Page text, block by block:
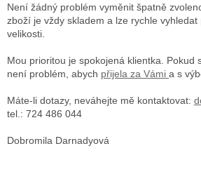
Není žádný problém vyměnit špatně
zboží je vždy skladem a lze rychle vyhledat
velikosti.
Mou prioritou je spokojená klientka. Pokud
není problém, abych přijela za Vámi a s
Máte-li dotazy, neváhejte mě kontaktovat:
tel.: 724 486 044
Dobromila Darnadyová